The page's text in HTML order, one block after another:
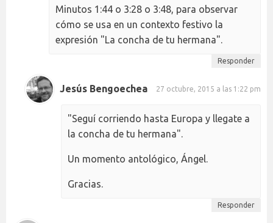
Minutos 1:44 o 3:28 o 3:48, para observar
cómo se usa en un contexto festivo la
expresión "La concha de tu hermana".
Responder
Jesús Bengoechea 27 octubre, 2015 a las 1:22 pm
"Seguí corriendo hasta Europa y llegate a
la concha de tu hermana".
Un momento antológico, Ángel.
Gracias.
Responder